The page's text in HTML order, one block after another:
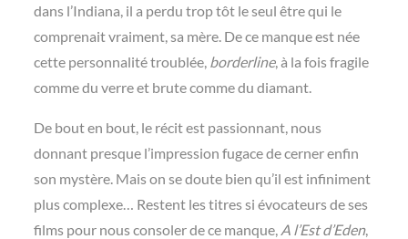
dans l’Indiana, il a perdu trop tôt le seul être qui le
comprenait vraiment, sa mère. De ce manque est née
cette personnalité troublée, borderline, à la fois fragile
comme du verre et brute comme du diamant.
De bout en bout, le récit est passionnant, nous
donnant presque l’impression fugace de cerner enfin
son mystère. Mais on se doute bien qu’il est infiniment
plus complexe… Restent les titres si évocateurs de ses
films pour nous consoler de ce manque, A l’Est d’Eden,